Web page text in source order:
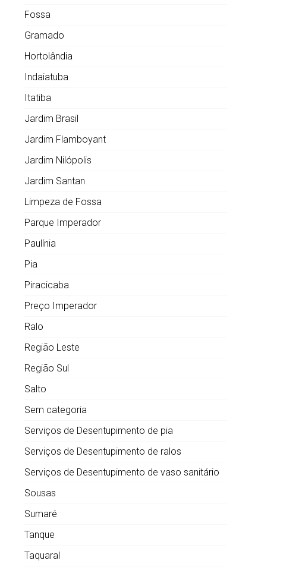
Fossa
Gramado
Hortolândia
Indaiatuba
Itatiba
Jardim Brasil
Jardim Flamboyant
Jardim Nilópolis
Jardim Santan
Limpeza de Fossa
Parque Imperador
Paulínia
Pia
Piracicaba
Preço Imperador
Ralo
Região Leste
Região Sul
Salto
Sem categoria
Serviços de Desentupimento de pia
Serviços de Desentupimento de ralos
Serviços de Desentupimento de vaso sanitário
Sousas
Sumaré
Tanque
Taquaral